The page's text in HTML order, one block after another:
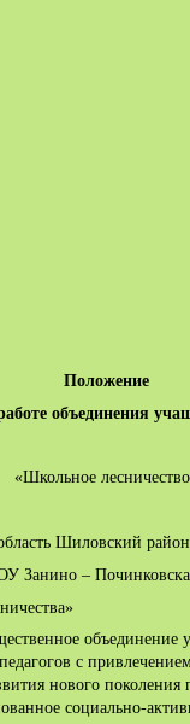
Положение
объединения
«Школьное
область Шиловский
Занино –
объединение
с
нового
социально-